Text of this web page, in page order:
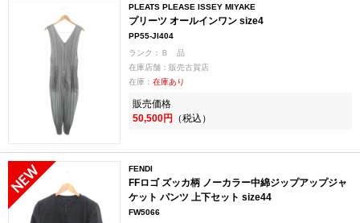
PLEATS PLEASE ISSEY MIYAKE
プリーツ オールインワン size4
PP55-JI404
ランク：Ｂ 品
在庫店舗：販売古賀店
在庫： 在庫あり
販売価格
50,500円 （税込）
FENDI
FFロゴ ズッカ柄 ノーカラー中綿ジップアップジャ
ケット パンツ 上下セット size44
FW5066